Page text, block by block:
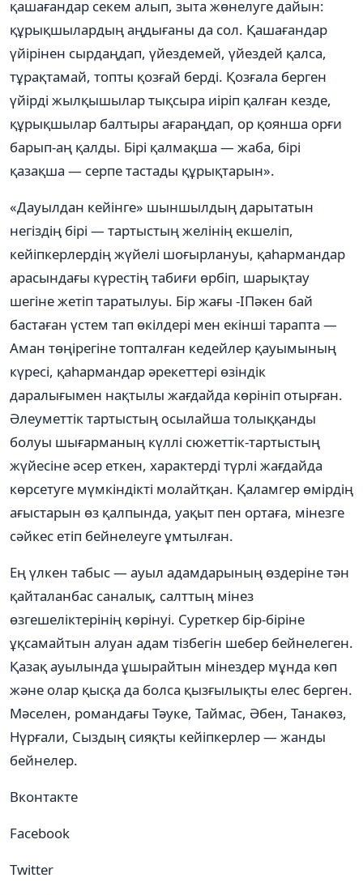
қашағандар секем алып, зыта жөнелуге дайын:
құрықшылардың аңдығаны да сол. Қашағандар
үйірінен сырдаңдап, үйездемей, үйездей қалса,
тұрақтамай, топты қозғай берді. Қозғала берген
үйірді жылқышылар тықсыра иіріп қалған кезде,
құрықшылар балтыры ағараңдап, ор қоянша орғи
барып-аң қалды. Бірі қалмақша — жаба, бірі
қазақша — серпе тастады құрықтарын».
«Дауылдан кейінге» шыншылдың дарытатын
негіздің бірі — тартыстың желінің екшеліп,
кейіпкерлердің жүйелі шоғырлануы, қаһармандар
арасындағы күрестің табиғи өрбіп, шарықтау
шегіне жетіп таратылуы. Бір жағы -ІПәкен бай
бастаған үстем тап өкілдері мен екінші тарапта —
Аман төңірегіне топталған кедейлер қауымының
күресі, қаһармандар әрекеттері өзіндік
даралығымен нақтылы жағдайда көрініп отырған.
Әлеуметтік тартыстың осылайша толыққанды
болуы шығарманың күллі сюжеттік-тартыстың
жүйесіне әсер еткен, характерді түрлі жағдайда
көрсетуге мүмкіндікті молайтқан. Қаламгер өмірдің
ағыстарын өз қалпында, уақыт пен ортаға, мінезге
сәйкес етіп бейнелеуге ұмтылған.
Ең үлкен табыс — ауыл адамдарының өздеріне тән
қайталанбас саналық, салттың мінез
өзгешеліктерінің көрінуі. Суреткер бір-біріне
ұқсамайтын алуан адам тізбегін шебер бейнелеген.
Қазақ ауылында ұшырайтын мінездер мұнда көп
және олар қысқа да болса қызғылықты елес берген.
Мәселен, романдағы Тәуке, Таймас, Әбен, Танакөз,
Нүрғали, Сыздың сияқты кейіпкерлер — жанды
бейнелер.
Вконтакте
Facebook
Twitter